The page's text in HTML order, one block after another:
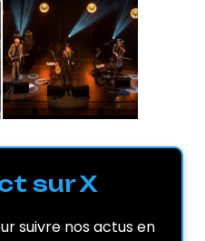
sur X
suivre nos actus en